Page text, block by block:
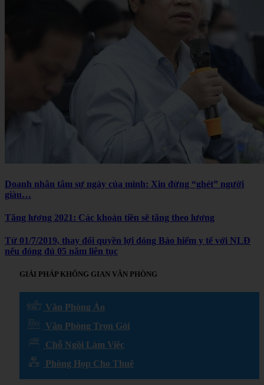
Doanh nhân tâm sự ngày của mình: Xin đừng “ghét” người
giàu…
Tăng lương 2021: Các khoản tiền sẽ tăng theo lương
Từ 01/7/2019, thay đổi quyền lợi đóng Bảo hiểm y tế với NLĐ
nếu đóng đủ 05 năm liên tục
GIẢI PHÁP KHÔNG GIAN VĂN PHÒNG
Văn Phòng Ảo
Văn Phòng Trọn Gói
Chỗ Ngồi Làm Việc
Phòng Họp Cho Thuê